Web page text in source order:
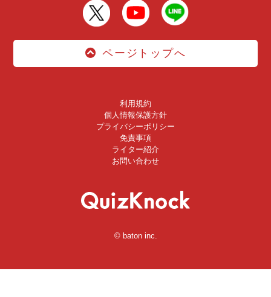
ページトップへ
利用規約
個人情報保護方針
プライバシーポリシー
免責事項
ライター紹介
お問い合わせ
© baton inc.